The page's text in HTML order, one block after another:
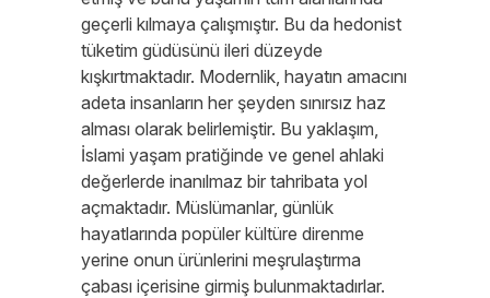
geçerli kılmaya çalışmıştır. Bu da hedonist
tüketim güdüsünü ileri düzeyde
kışkırtmaktadır. Modernlik, hayatın amacını
adeta insanların her şeyden sınırsız haz
alması olarak belirlemiştir. Bu yaklaşım,
İslami yaşam pratiğinde ve genel ahlaki
değerlerde inanılmaz bir tahribata yol
açmaktadır. Müslümanlar, günlük
hayatlarında popüler kültüre direnme
yerine onun ürünlerini meşrulaştırma
çabası içerisine girmiş bulunmaktadırlar.